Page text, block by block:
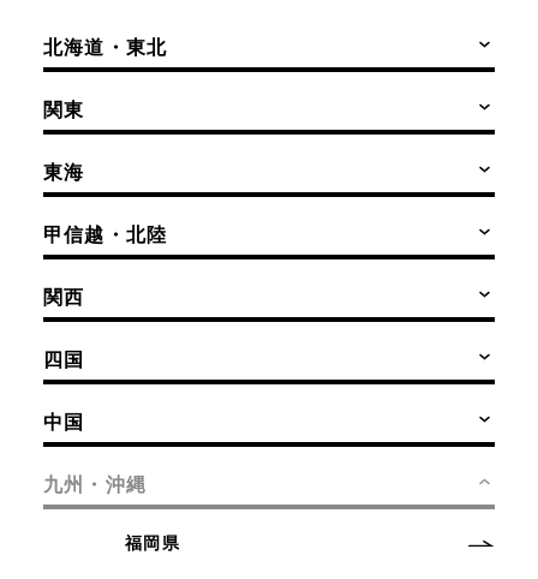
北海道・東北
関東
東海
甲信越・北陸
関西
四国
中国
九州・沖縄
福岡県